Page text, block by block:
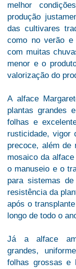
melhor
produção
das cultivares
como no verão e
com muitas
menor e o
valorização do
A alface
plantas grandes
folhas e
rusticidade, vigor
precoce, além de
mosaico da
o manuseio e o
para sistemas
resistência da
após o
longo de todo o
Já a alface
grandes,
folhas grossas e